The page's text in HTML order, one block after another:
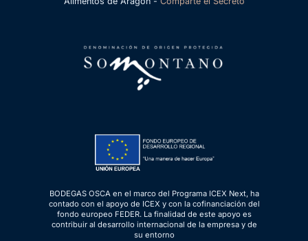
BODEGAS OSCA en el marco del Programa ICEX Next, ha
contado con el apoyo de ICEX y con la cofinanciación del
fondo europeo FEDER. La finalidad de este apoyo es
contribuir al desarrollo internacional de la empresa y de
su entorno